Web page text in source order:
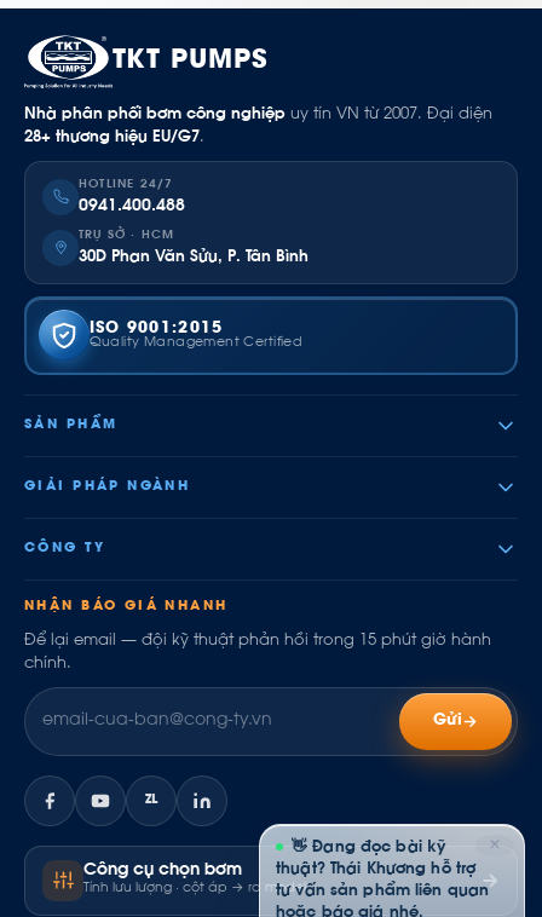
TKT PUMPS
Nhà phân phối bơm công nghiệp uy tín VN từ 2007. Đại diện
28+ thương hiệu EU/G7.
HOTLINE 24/7
0941.400.488
TRỤ SỞ · HCM
30D Phan Văn Sửu, P. Tân Bình
ISO 9001:2015
Quality Management Certified
SẢN PHẨM
GIẢI PHÁP NGÀNH
CÔNG TY
NHẬN BÁO GIÁ NHANH
Để lại email — đội kỹ thuật phản hồi trong 15 phút giờ hành
chính.
Gửi
ZL
Công cụ chọn bơm
Tính lưu lượng · cột áp → ra model
✕
👋 Đang đọc bài kỹ
thuật? Thái Khương hỗ trợ
tư vấn sản phẩm liên quan
hoặc báo giá nhé.